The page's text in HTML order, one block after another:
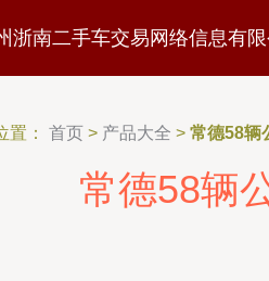
浙南二手车交易网络信息有限
置： 首页 > 产品大全 > 常德58辆
常德58辆